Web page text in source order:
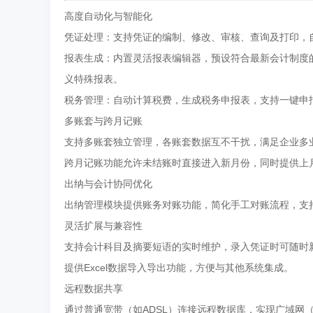
高度自动化与智能化
凭证处理：支持凭证的编制、修改、审核、查询及打印
报表生成：内置灵活报表编辑器，预设符合最新会计制
义特殊报表。
税务管理：自动计算税费，生成税务申报表，支持一键
多账套与跨月记账
支持多账套独立管理，各账套数据互不干扰，满足企业
跨月记账功能允许未结账时直接进入新月份，同时提供
出纳与会计协同优化
出纳管理模块提供账务对账功能，简化手工对账流程，
灵活扩展与兼容性
支持会计科目及摘要短语的实时维护，录入凭证时可随时
提供Excel数据导入导出功能，方便与其他系统集成。
远程数据共享
通过普通宽带（如ADSL）连接远程数据库，实现广域网